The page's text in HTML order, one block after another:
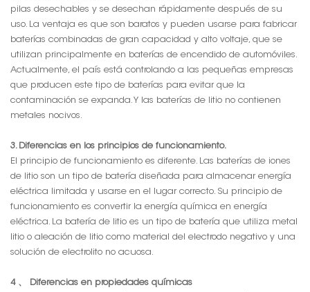
pilas desechables y se desechan rápidamente después de su
uso. La ventaja es que son baratos y pueden usarse para fabricar
baterías combinadas de gran capacidad y alto voltaje, que se
utilizan principalmente en baterías de encendido de automóviles.
Actualmente, el país está controlando a las pequeñas empresas
que producen este tipo de baterías para evitar que la
contaminación se expanda. Y las baterías de litio no contienen
metales nocivos.
3. Diferencias en los principios de funcionamiento.
El principio de funcionamiento es diferente. Las baterías de iones
de litio son un tipo de batería diseñada para almacenar energía
eléctrica limitada y usarse en el lugar correcto. Su principio de
funcionamiento es convertir la energía química en energía
eléctrica. La batería de litio es un tipo de batería que utiliza metal
litio o aleación de litio como material del electrodo negativo y una
solución de electrolito no acuosa.
4 、 Diferencias en propiedades químicas